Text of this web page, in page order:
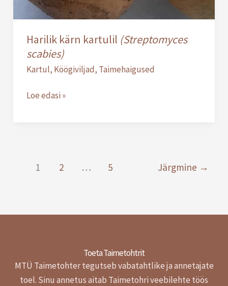
Harilik kärn kartulil (Streptomyces
scabies)
Kartul, Köögiviljad, Taimehaigused
Loe edasi »
1 2 … 5 Järgmine →
Toeta Taimetohtrit
MTÜ Taimetohter tegutseb vabatahtlike ja annetajate
toel. Sinu annetus aitab Taimetohri veebilehte töös